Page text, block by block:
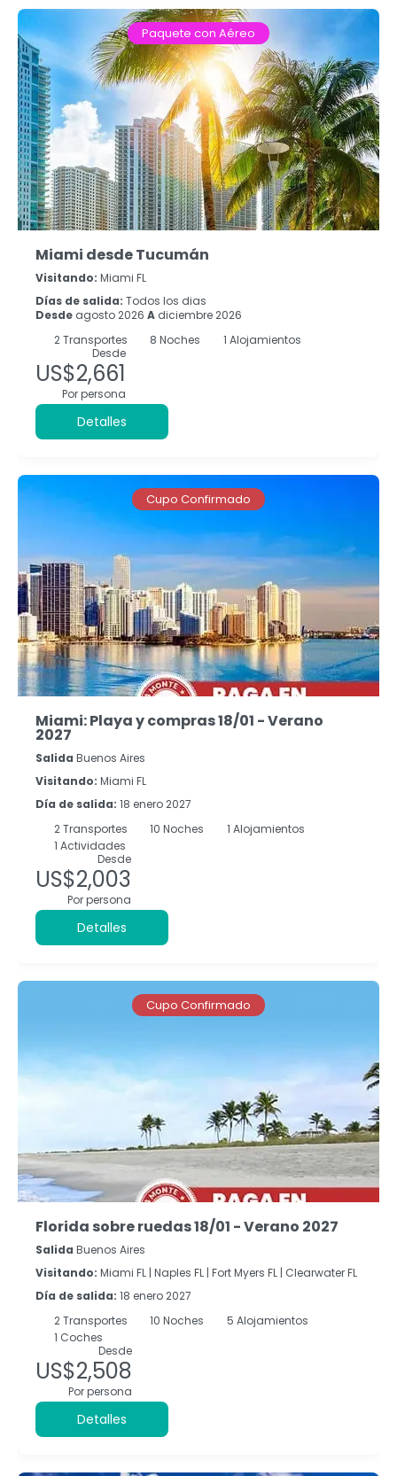
Paquete con Aéreo
Miami desde Tucumán
Visitando: Miami FL
Días de salida: Todos los dias
Desde agosto 2026 A diciembre 2026
2Transportes 8 Noches
1 Alojamientos
Desde
US$2,661
Por persona
Detalles
Cupo Confirmado
Miami: Playa y compras 18/01 - Verano
2027
Salida Buenos Aires
Visitando: Miami FL
Día de salida: 18 enero 2027
2Transportes 10 Noches
1 Alojamientos
1 Actividades
Desde
US$2,003
Por persona
Detalles
Cupo Confirmado
Florida sobre ruedas 18/01 - Verano 2027
Salida Buenos Aires
Visitando: Miami FL | Naples FL | Fort Myers FL | Clearwater FL
Día de salida: 18 enero 2027
2Transportes 10 Noches
5 Alojamientos
1 Coches
Desde
US$2,508
Por persona
Detalles